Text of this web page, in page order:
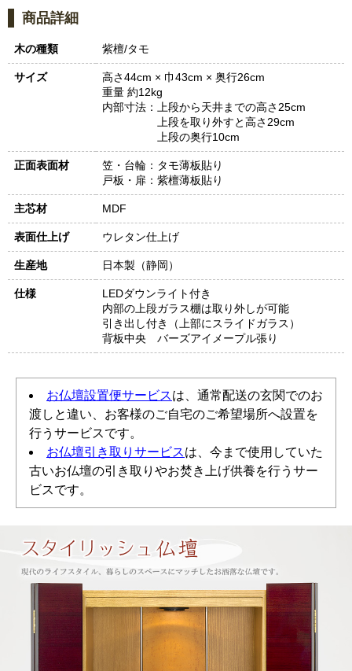
商品詳細
木の種類 紫檀/タモ
サイズ
高さ44cm × 巾43cm × 奥行26cm
重量 約12kg
内部寸法： 上段から天井までの高さ25cm
上段を取り外すと高さ29cm
上段の奥行10cm
正面表面材
笠・台輪：タモ薄板貼り
戸板・扉：紫檀薄板貼り
主芯材 MDF
表面仕上げ ウレタン仕上げ
生産地 日本製（静岡）
仕様
LEDダウンライト付き
内部の上段ガラス棚は取り外しが可能
引き出し付き（上部にスライドガラス）
背板中央 バーズアイメープル張り
お仏壇設置便サービスは、通常配送の玄関でのお
渡しと違い、お客様のご自宅のご希望場所へ設置を
行うサービスです。
お仏壇引き取りサービスは、今まで使用していた
古いお仏壇の引き取りやお焚き上げ供養を行うサー
ビスです。